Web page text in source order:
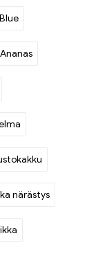
Ananas
närästys